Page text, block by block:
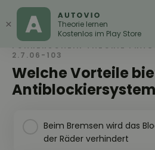
AUTOVIO
Welche Vorteile
FÜHRERSCHEIN THEORIE
2.7.06-103
Beim Bremsen wird das
der Räder verhindert
× AUTOVIO
Theorie lernen
Kostenlos im Play Store